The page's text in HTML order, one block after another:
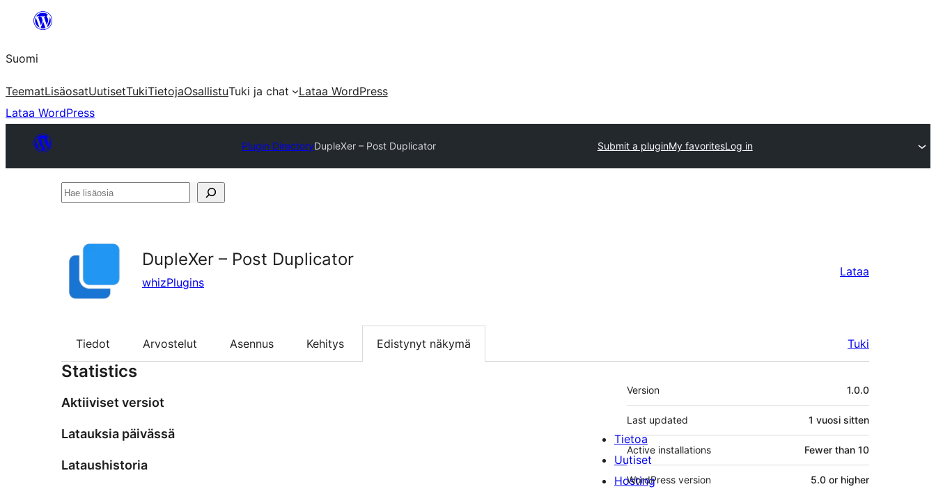
Suomi
TeematLisäosatUutisetTukiTietojaOsallistuTuki ja chat
Lataa WordPress
Lataa WordPress
Plugin DirectoryDupleXer – Post Duplicator Submit a pluginMy favoritesLog in
Hae
DupleXer – Post Duplicator
whizPlugins
Lataa
Tiedot Arvostelut Asennus Kehitys Edistynyt näkymä Tuki
Statistics
Aktiiviset versiot
Latauksia päivässä
Lataushistoria
Metatiedot
Version 1.0.0
Last updated 1 vuosi sitten
Active installations Fewer than 10
WordPress version 5.0 or higher
Tietoa
Uutiset
Hosting